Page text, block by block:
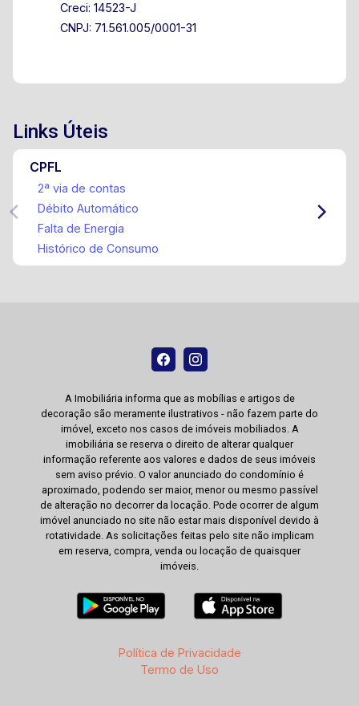
Creci: 14523-J
CNPJ: 71.561.005/0001-31
Links Úteis
CPFL
2ª via de contas
Débito Automático
Falta de Energia
Histórico de Consumo
A Imobiliária informa que as mobílias e artigos de
decoração são meramente ilustrativos - não fazem parte do
imóvel, exceto nos casos de imóveis mobiliados. A
imobiliária se reserva o direito de alterar qualquer
informação referente aos valores e dados de seus imóveis
sem aviso prévio. O valor anunciado do condomínio é
aproximado, podendo ser maior, menor ou mesmo passível
de alteração no decorrer da locação. Pode ocorrer de algum
imóvel anunciado no site não estar mais disponível devido à
rotatividade. As solicitações feitas pelo site não implicam
em reserva, compra, venda ou locação de quaisquer
imóveis.
Política de Privacidade
Termo de Uso